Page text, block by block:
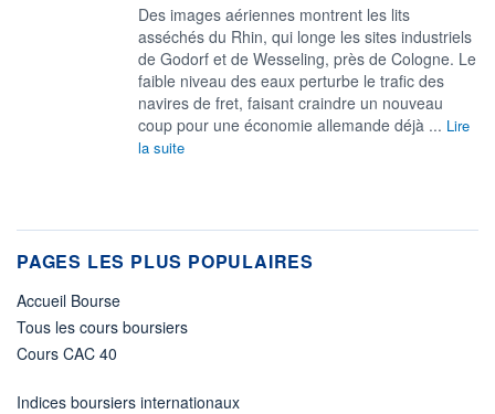
Des images aériennes montrent les lits
asséchés du Rhin, qui longe les sites industriels
de Godorf et de Wesseling, près de Cologne. Le
faible niveau des eaux perturbe le trafic des
navires de fret, faisant craindre un nouveau
coup pour une économie allemande déjà ... Lire
la suite
PAGES LES PLUS POPULAIRES
Accueil Bourse
Tous les cours boursiers
Cours CAC 40
Indices boursiers internationaux